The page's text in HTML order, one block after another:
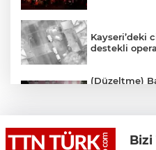
Kayseri’deki
destekli
(Düzeltme)
bir can kaybı
Bizi